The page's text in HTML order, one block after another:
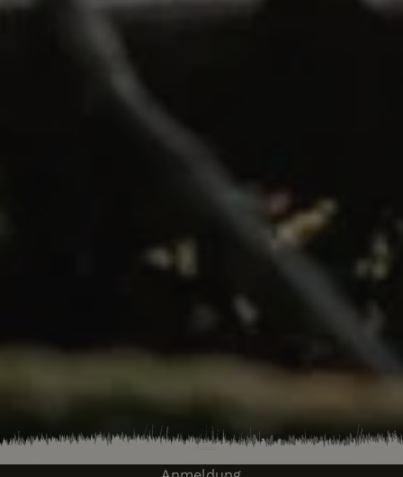
Previous Next